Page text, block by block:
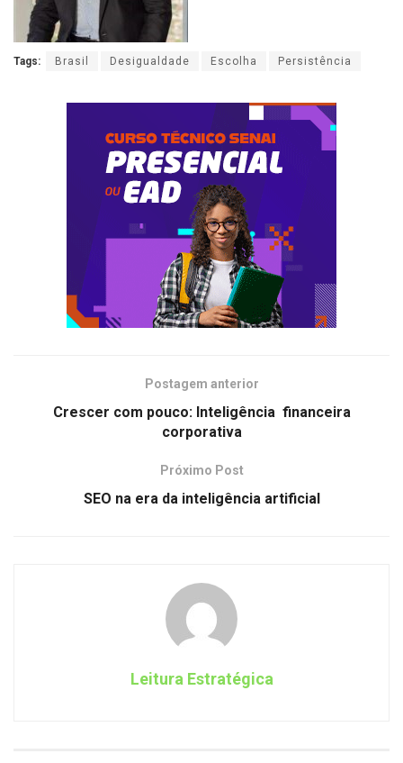
Tags: Brasil Desigualdade Escolha Persistência
Postagem anterior
Crescer com pouco: Inteligência financeira
corporativa
Próximo Post
SEO na era da inteligência artificial
Leitura Estratégica